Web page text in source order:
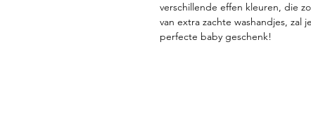
verschillende effen kleuren, die
van extra zachte washandjes,
perfecte baby geschenk!